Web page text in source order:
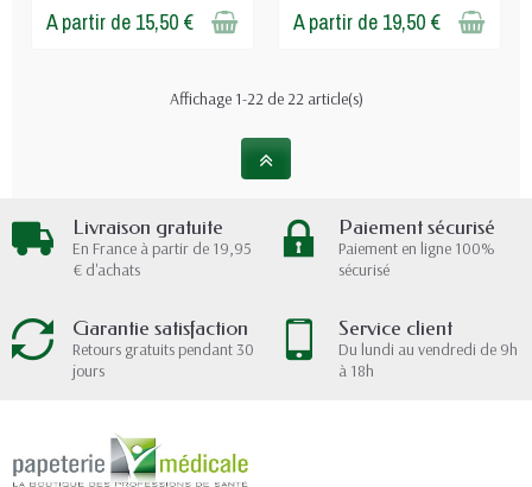
A partir de 15,50 € A partir de 19,50 €
Affichage 1-22 de 22 article(s)
Livraison gratuite
En France à partir de 19,95
€ d'achats
Paiement sécurisé
Paiement en ligne 100%
sécurisé
Garantie satisfaction
Retours gratuits pendant 30
jours
Service client
Du lundi au vendredi de 9h
à 18h